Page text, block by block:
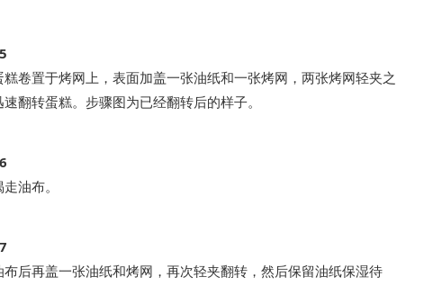
糕卷置于烤网上，表面加盖一张油纸和一张烤网，两张烤网轻夹之
翻转蛋糕。步骤图为已经翻转后的样子。
油布。
布后再盖一张油纸和烤网，再次轻夹翻转，然后保留油纸保湿待